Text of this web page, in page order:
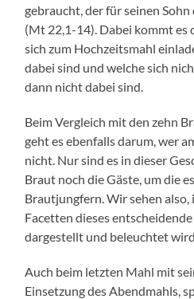
gebraucht, der für seinen
(Mt 22,1-14). Dabei kommt es
sich zum Hochzeitsmahl
dabei sind und welche sich
dann nicht dabei sind.
Beim Vergleich mit den zehn
geht es ebenfalls darum, wer
nicht. Nur sind es in dieser
Braut noch die Gäste, um die
Brautjungfern. Wir sehen also,
Facetten dieses
dargestellt und beleuchtet wird.
Auch beim letzten Mahl mit
Einsetzung des Abendmahls,